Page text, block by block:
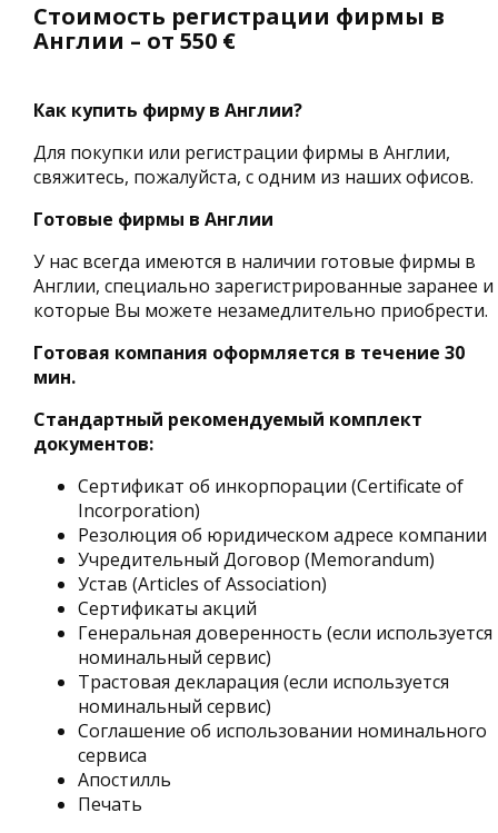
Стоимость регистрации фирмы в
Англии – от 550 €
Как купить фирму в Англии?
Для покупки или регистрации фирмы в Англии,
свяжитесь, пожалуйста, с одним из наших офисов.
Готовые фирмы в Англии
У нас всегда имеются в наличии готовые фирмы в
Англии, специально зарегистрированные заранее и
которые Вы можете незамедлительно приобрести.
Готовая компания оформляется в течение 30
мин.
Стандартный рекомендуемый комплект
документов:
Сертификат об инкорпорации (Certificate of
Incorporation)
Резолюция об юридическом адресе компании
Учредительный Договор (Memorandum)
Устав (Articles of Association)
Сертификаты акций
Генеральная доверенность (если используется
номинальный сервис)
Трастовая декларация (если используется
номинальный сервис)
Соглашение об использовании номинального
сервиса
Апостилль
Печать